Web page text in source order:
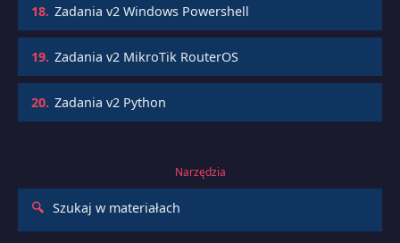
18. Zadania v2 Windows Powershell
19. Zadania v2 MikroTik RouterOS
20. Zadania v2 Python
Narzędzia
🔍 Szukaj w materiałach